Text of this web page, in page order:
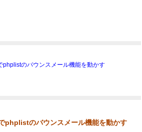
phplistのバウンスメール機能を動かす
phplistのバウンスメール機能を動かす